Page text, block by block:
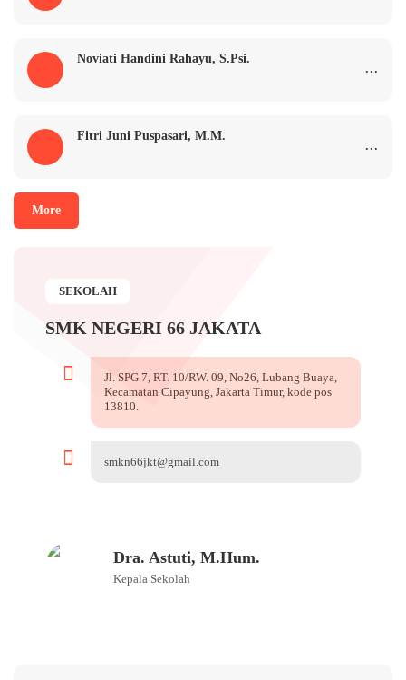
Noviati Handini Rahayu, S.Psi. ...
Fitri Juni Puspasari, M.M. ...
More
SEKOLAH
SMK NEGERI 66 JAKATA
Jl. SPG 7, RT. 10/RW. 09, No26, Lubang Buaya,
Kecamatan Cipayung, Jakarta Timur, kode pos
13810.
smkn66jkt@gmail.com
Dra. Astuti, M.Hum.
Kepala Sekolah